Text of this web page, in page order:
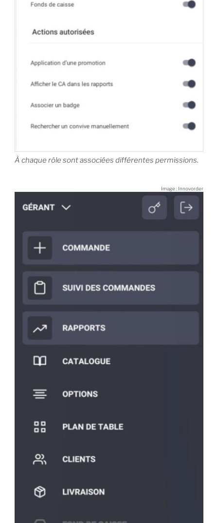
À chaque rôle sont associées différentes permissions.
Image : Innovorder